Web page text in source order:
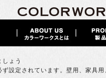
ょう
設定されています。壁用、家具